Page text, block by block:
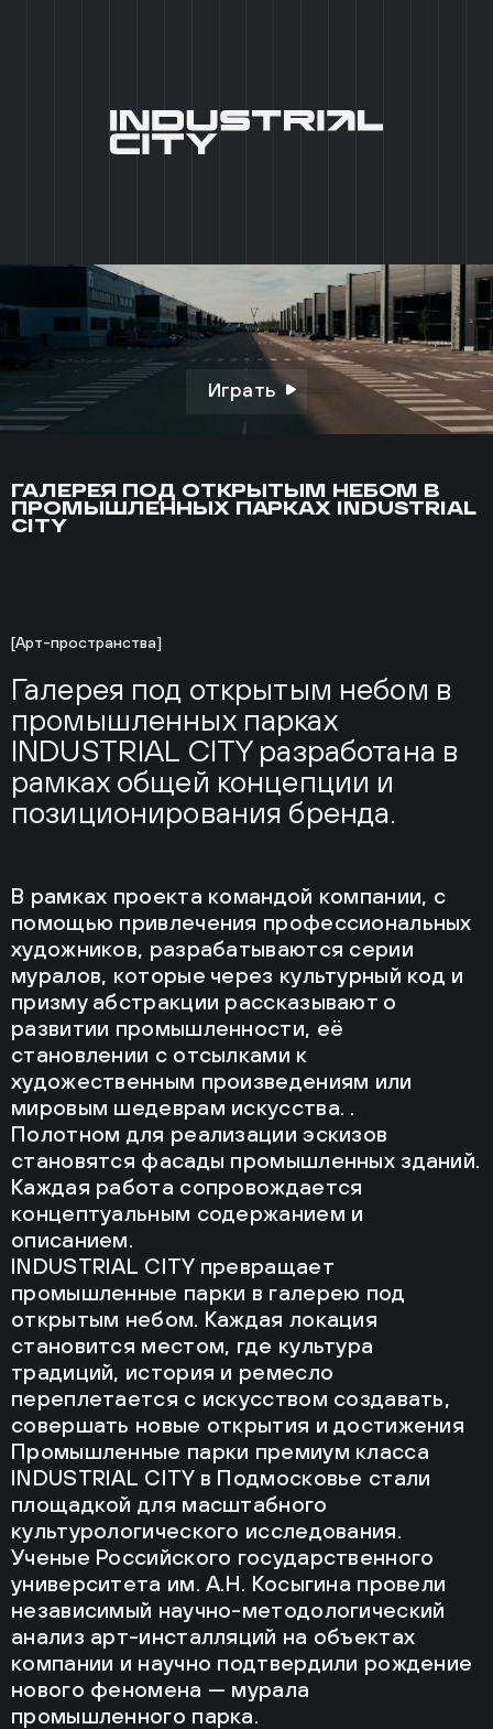
__АРТ-
ПРОСТРАНСТВА
Играть
ГАЛЕРЕЯ ПОД ОТКРЫТЫМ НЕБОМ В
ПРОМЫШЛЕННЫХ ПАРКАХ INDUSTRIAL
CITY
[Арт-пространства]
Галерея под открытым небом в
промышленных парках
INDUSTRIAL CITY разработана в
рамках общей концепции и
позиционирования бренда.
В рамках проекта командой компании, с
помощью привлечения профессиональных
художников, разрабатываются серии
муралов, которые через культурный код и
призму абстракции рассказывают о
развитии промышленности, её
становлении с отсылками к
художественным произведениям или
мировым шедеврам искусства. .
Полотном для реализации эскизов
становятся фасады промышленных зданий.
Каждая работа сопровождается
концептуальным содержанием и
описанием.
INDUSTRIAL CITY превращает
промышленные парки в галерею под
открытым небом. Каждая локация
становится местом, где культура
традиций, история и ремесло
переплетается с искусством создавать,
совершать новые открытия и достижения
Промышленные парки премиум класса
INDUSTRIAL CITY в Подмосковье стали
площадкой для масштабного
культурологического исследования.
Ученые Российского государственного
университета им. А.Н. Косыгина провели
независимый научно-методологический
анализ арт-инсталляций на объектах
компании и научно подтвердили рождение
нового феномена — мурала
промышленного парка.